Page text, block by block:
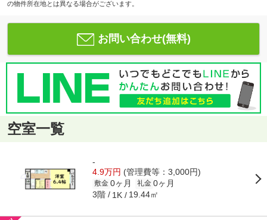
の物件所在地とは異なる場合がございます。
お問い合わせ(無料)
空室一覧
-
4.9万円 (管理費等：3,000円)
敷金 0ヶ月 礼金 0ヶ月
3階 1K 19.44㎡